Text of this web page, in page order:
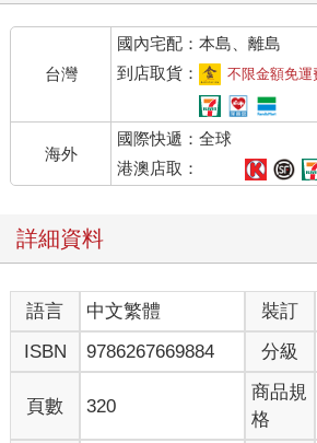
結成冊，而這些書或許能充當靈感之源。
於咖啡桌上、圖片賞心悅目的廣告集；那
集沒甚麼兩樣。另外，如果你想學習的是
新技術，操作手冊和使用指南現在是越來
這本書的主題聚焦於創造經典廣告的第一
一步：概念。沒有出色的概念，廣告無以
品，充其量不過是老山羊肉做成的料理，
羊相比。即便有絕美的字體、配色、相片
可拋光」）。概念之於廣告，就像黑色小
dress）之於時裝流行，是絕對需要的。
（大部分的）妙點子都是經典
藝術風格，較之於文案，更能顯現出廣告
和平面廣告的美感潮流總是來來去去，一
風格的元素抽掉，就能直接品評廣告背後
告上妝的版面設計霧裡看花。
就像史塔夫羅斯‧ 科斯摩普洛斯（Stavros
台灣
國內宅配：本島、離島
到店取貨：
不限金額免運
海外
國際快遞：全球
港澳店取：
詳細資料
語言 中文繁體 裝訂
ISBN
9786267669884 分級
頁數 320
商品規
格